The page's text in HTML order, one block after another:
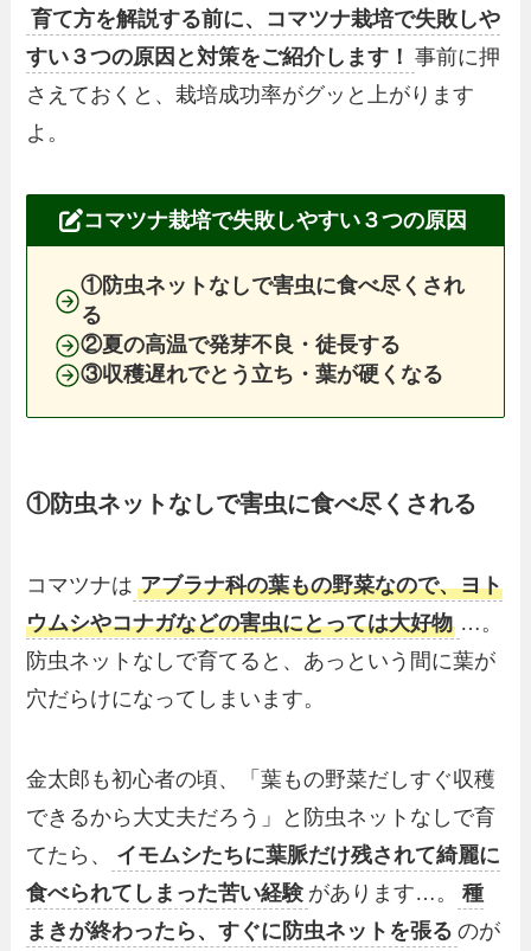
育て方を解説する前に、コマツナ栽培で失敗しや
すい３つの原因と対策をご紹介します！ 事前に押
さえておくと、栽培成功率がグッと上がります
よ。
コマツナ栽培で失敗しやすい３つの原因
①防虫ネットなしで害虫に食べ尽くされ
る
②夏の高温で発芽不良・徒長する
③収穫遅れでとう立ち・葉が硬くなる
①防虫ネットなしで害虫に食べ尽くされる
コマツナは アブラナ科の葉もの野菜なので、ヨト
ウムシやコナガなどの害虫にとっては大好物 …。
防虫ネットなしで育てると、あっという間に葉が
穴だらけになってしまいます。
金太郎も初心者の頃、「葉もの野菜だしすぐ収穫
できるから大丈夫だろう」と防虫ネットなしで育
てたら、
イモムシたちに葉脈だけ残されて綺麗に
食べられてしまった苦い経験 があります…。
種
まきが終わったら、すぐに防虫ネットを張る のが